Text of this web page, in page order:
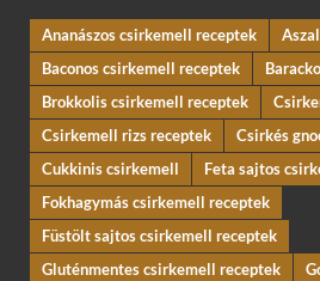
Ananászos csirkemell receptek
Baconos csirkemell receptek
Brokkolis csirkemell receptek
Csirkemell rizs receptek
Csirkés
Cukkinis csirkemell
Feta sajtos
Fokhagymás csirkemell receptek
Füstölt sajtos csirkemell receptek
Gluténmentes csirkemell receptek